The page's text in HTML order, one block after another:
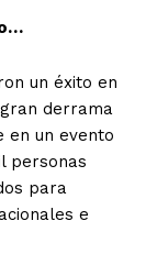
un éxito en
derrama
en un evento
personas
para
e